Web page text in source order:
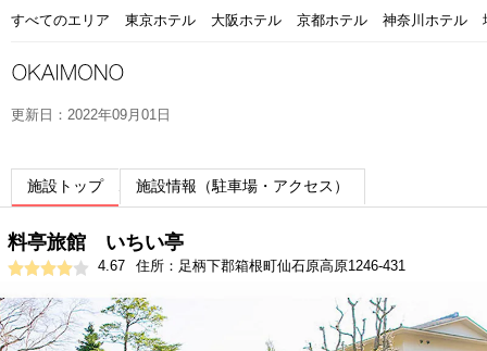
すべてのエリア 東京ホテル 大阪ホテル 京都ホテル 神奈川ホテル
更新日：2022年09月01日
施設トップ 施設情報（駐車場・アクセス）
料亭旅館 いちい亭
4.67 住所：足柄下郡箱根町仙石原高原1246-431